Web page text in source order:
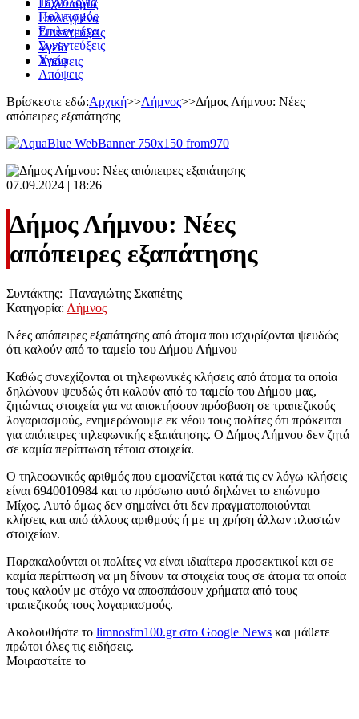
Πολιτισμός
Επιλεγμένα
Συνεντεύξεις
Υγεία
Απόψεις
Πολιτισμός
Επιλεγμένα
Συνεντεύξεις
Υγεία
Απόψεις
Βρίσκεστε εδώ:Αρχική>>Λήμνος>>Δήμος Λήμνου: Νέες
απόπειρες εξαπάτησης
07.09.2024 | 18:26
Δήμος Λήμνου: Νέες
απόπειρες εξαπάτησης
Συντάκτης: Παναγιώτης Σκαπέτης
Κατηγορία: Λήμνος
Νέες απόπειρες εξαπάτησης από άτομα που ισχυρίζονται ψευδώς
ότι καλούν από το ταμείο του Δήμου Λήμνου
Καθώς συνεχίζονται οι τηλεφωνικές κλήσεις από άτομα τα οποία
δηλώνουν ψευδώς ότι καλούν από το ταμείο του Δήμου μας,
ζητώντας στοιχεία για να αποκτήσουν πρόσβαση σε τραπεζικούς
λογαριασμούς, ενημερώνουμε εκ νέου τους πολίτες ότι πρόκειται
για απόπειρες τηλεφωνικής εξαπάτησης. Ο Δήμος Λήμνου δεν ζητά
σε καμία περίπτωση τέτοια στοιχεία.
Ο τηλεφωνικός αριθμός που εμφανίζεται κατά τις εν λόγω κλήσεις
είναι 6940010984 και το πρόσωπο αυτό δηλώνει το επώνυμο
Μίχος. Αυτό όμως δεν σημαίνει ότι δεν πραγματοποιούνται
κλήσεις και από άλλους αριθμούς ή με τη χρήση άλλων πλαστών
στοιχείων.
Παρακαλούνται οι πολίτες να είναι ιδιαίτερα προσεκτικοί και σε
καμία περίπτωση να μη δίνουν τα στοιχεία τους σε άτομα τα οποία
τους καλούν με στόχο να αποσπάσουν χρήματα από τους
τραπεζικούς τους λογαριασμούς.
Ακολουθήστε το limnosfm100.gr στο Google News και μάθετε
πρώτοι όλες τις ειδήσεις.
Μοιραστείτε το